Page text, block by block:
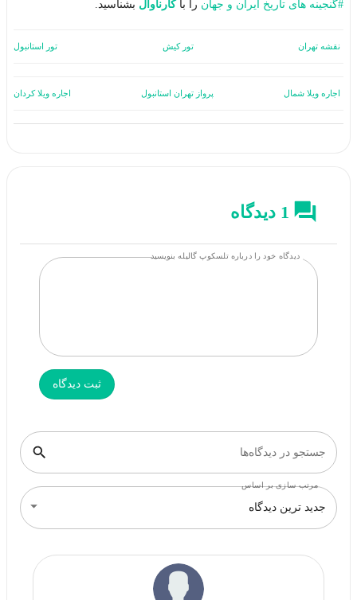
#گنجینه های تاریخ ایران و جهان را باکارناوال بشناسید.
نقشه تهران تور کیش تور استانبول
اجاره ویلا شمال پرواز تهران استانبول اجاره ویلا کردان
1 دیدگاه
دیدگاه خود را درباره تلسکوپ گالیله بنویسید
ثبت دیدگاه
جستجو در دیدگاه‌ها
مرتب سازی بر اساس
جدید ترین دیدگاه